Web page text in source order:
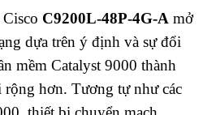
C9200L-48P-4G-A mở
dựa trên ý định và sự đổi
mềm Catalyst 9000 thành
rộng hơn. Tương tự như các